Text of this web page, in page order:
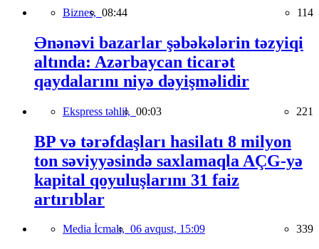
Biznes, 08:44 114
Ənənəvi bazarlar şəbəkələrin təzyiqi
altında: Azərbaycan ticarət
qaydalarını niyə dəyişməlidir
Ekspress təhlil, 00:03 221
BP və tərəfdaşları hasilatı 8 milyon
ton səviyyəsində saxlamaqla AÇG-yə
kapital qoyuluşlarını 31 faiz
artırıblar
Media İcmalı, 06 avqust, 15:09 339